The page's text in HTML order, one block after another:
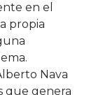
en el
propia
Nava
que genera